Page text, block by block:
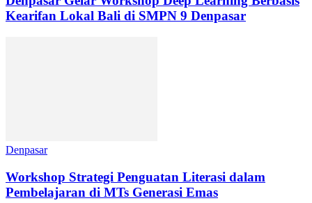
Kearifan Lokal Bali di SMPN 9 Denpasar
Denpasar
Workshop Strategi Penguatan Literasi dalam
Pembelajaran di MTs Generasi Emas